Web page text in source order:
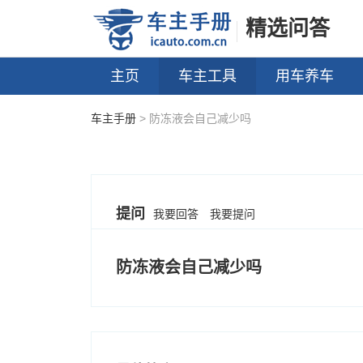
精选问答
主页 车主工具 用车养车
车主手册 > 防冻液会自己减少吗
提问 我要回答 我要提问
防冻液会自己减少吗